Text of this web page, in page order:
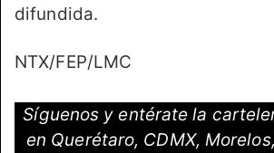
difundida.
NTX/FEP/LMC
Síguenos y entérate la
en Querétaro, CDMX,